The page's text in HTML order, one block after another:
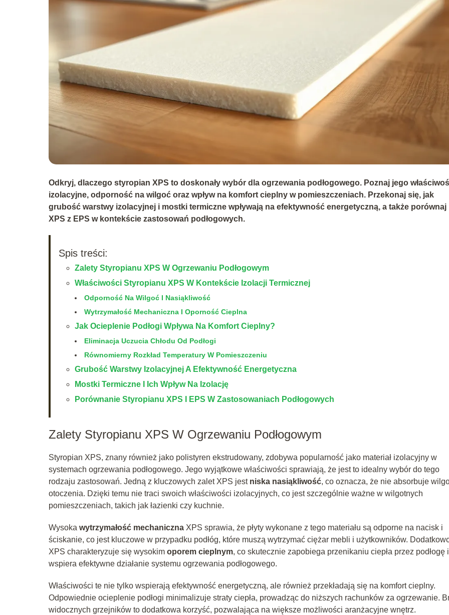
Odkryj, dlaczego styropian XPS to doskonały wybór dla ogrzewania podłogowego. Poznaj jego
izolacyjne, odporność na wilgoć oraz wpływ na komfort cieplny w pomieszczeniach. Przekonaj się, jak
grubość warstwy izolacyjnej i mostki termiczne wpływają na efektywność energetyczną, a także porównaj
XPS z EPS w kontekście zastosowań podłogowych.
Spis treści:
Zalety Styropianu XPS W Ogrzewaniu Podłogowym
Właściwości Styropianu XPS W Kontekście Izolacji Termicznej
Odporność Na Wilgoć I Nasiąkliwość
Wytrzymałość Mechaniczna I Oporność Cieplna
Jak Ocieplenie Podłogi Wpływa Na Komfort Cieplny?
Eliminacja Uczucia Chłodu Od Podłogi
Równomierny Rozkład Temperatury W Pomieszczeniu
Grubość Warstwy Izolacyjnej A Efektywność Energetyczna
Mostki Termiczne I Ich Wpływ Na Izolację
Porównanie Styropianu XPS I EPS W Zastosowaniach Podłogowych
Zalety Styropianu XPS W Ogrzewaniu Podłogowym
Styropian XPS, znany również jako polistyren ekstrudowany, zdobywa popularność jako materiał izolacyjny w
systemach ogrzewania podłogowego. Jego wyjątkowe właściwości sprawiają, że jest to idealny wybór do tego
rodzaju zastosowań. Jedną z kluczowych zalet XPS jest niska nasiąkliwość, co oznacza, że nie absorbuje
otoczenia. Dzięki temu nie traci swoich właściwości izolacyjnych, co jest szczególnie ważne w wilgotnych
pomieszczeniach, takich jak łazienki czy kuchnie.
Wysoka wytrzymałość mechaniczna XPS sprawia, że płyty wykonane z tego materiału są odporne na nacisk i
ściskanie, co jest kluczowe w przypadku podłóg, które muszą wytrzymać ciężar mebli i użytkowników.
XPS charakteryzuje się wysokim oporem cieplnym, co skutecznie zapobiega przenikaniu ciepła przez podłogę i
wspiera efektywne działanie systemu ogrzewania podłogowego.
Właściwości te nie tylko wspierają efektywność energetyczną, ale również przekładają się na komfort cieplny.
Odpowiednie ocieplenie podłogi minimalizuje straty ciepła, prowadząc do niższych rachunków za ogrzewanie.
widocznych grzejników to dodatkowa korzyść, pozwalająca na większe możliwości aranżacyjne wnętrz.